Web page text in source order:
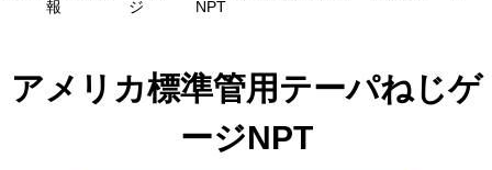
報
ジ
NPT
アメリカ標準管用テーパねじゲ
ージNPT